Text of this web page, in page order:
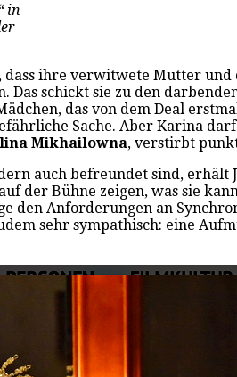
in
dass ihre verwitwete Mutter
schickt sie zu den
das von dem Deal
Sache. Aber Karina
Mikhailowna, verstirbt
auch befreundet sind, erhält
der Bühne zeigen, was sie
Anforderungen an
sehr sympathisch: eine